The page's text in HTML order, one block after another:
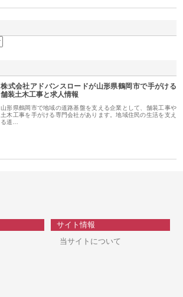
株式会社アドバンスロードが山形県鶴岡市で手がける
舗装土木工事と求人情報
山形県鶴岡市で地域の道路基盤を支える企業として、舗装工事や
土木工事を手がける専門会社があります。地域住民の生活を支え
る道…
サイト情報
当サイトについて